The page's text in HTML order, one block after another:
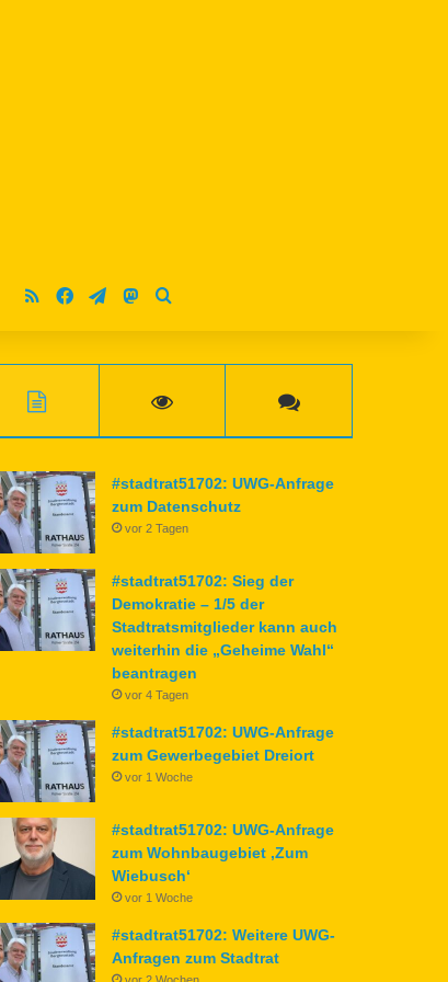
RSS FacebookTelegramMastodon
#stadtrat51702: UWG-Anfrage
zum Datenschutz
vor 2 Tagen
#stadtrat51702: Sieg der
Demokratie – 1/5 der
Stadtratsmitglieder kann auch
weiterhin die „Geheime Wahl“
beantragen
vor 4 Tagen
#stadtrat51702: UWG-Anfrage
zum Gewerbegebiet Dreiort
vor 1 Woche
#stadtrat51702: UWG-Anfrage
zum Wohnbaugebiet ‚Zum
Wiebusch‘
vor 1 Woche
#stadtrat51702: Weitere UWG-
Anfragen zum Stadtrat